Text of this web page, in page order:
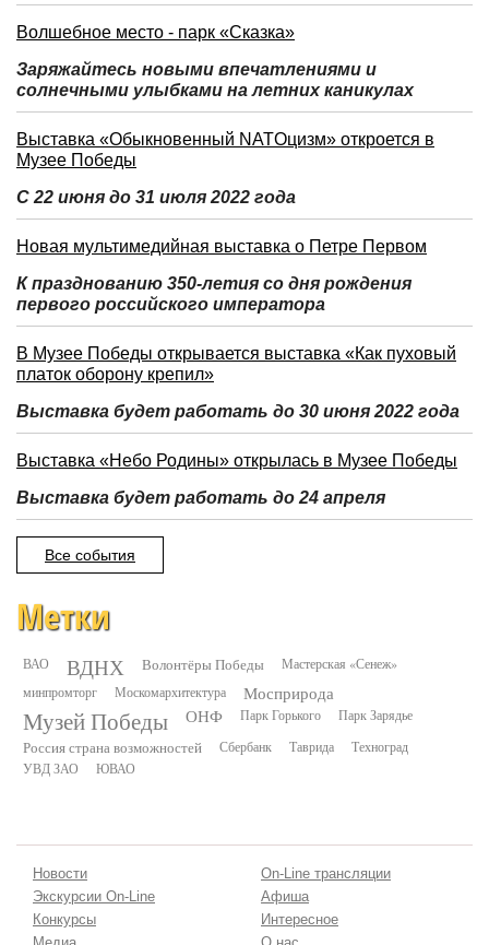
Волшебное место - парк «Сказка»
Заряжайтесь новыми впечатлениями и
солнечными улыбками на летних каникулах
Выставка «Обыкновенный NATOцизм» откроется в
Музее Победы
С 22 июня до 31 июля 2022 года
Новая мультимедийная выставка о Петре Первом
К празднованию 350-летия со дня рождения
первого российского императора
В Музее Победы открывается выставка «Как пуховый
платок оборону крепил»
Выставка будет работать до 30 июня 2022 года
Выставка «Небо Родины» открылась в Музее Победы
Выставка будет работать до 24 апреля
Все события
Метки
ВАО ВДНХ Волонтёры Победы
Мастерская «Сенеж»
минпромторг
Москомархитектура Мосприрода
Музей Победы ОНФ Парк Горького Парк Зарядье
Россия страна возможностей Сбербанк Таврида
Техноград
УВД ЗАО
ЮВАО
Новости
On-Line трансляции
Экскурсии On-Line
Афиша
Конкурсы
Интересное